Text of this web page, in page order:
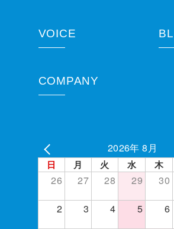
VOICE
COMPANY
2026年 8月
日 月 火 水 木
26 27 28 29 30
2
3 4 5 6